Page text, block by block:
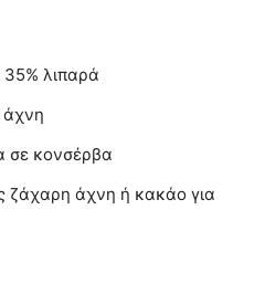
λιπαρά
άχνη
σε κονσέρβα
ζάχαρη άχνη ή κακάο για